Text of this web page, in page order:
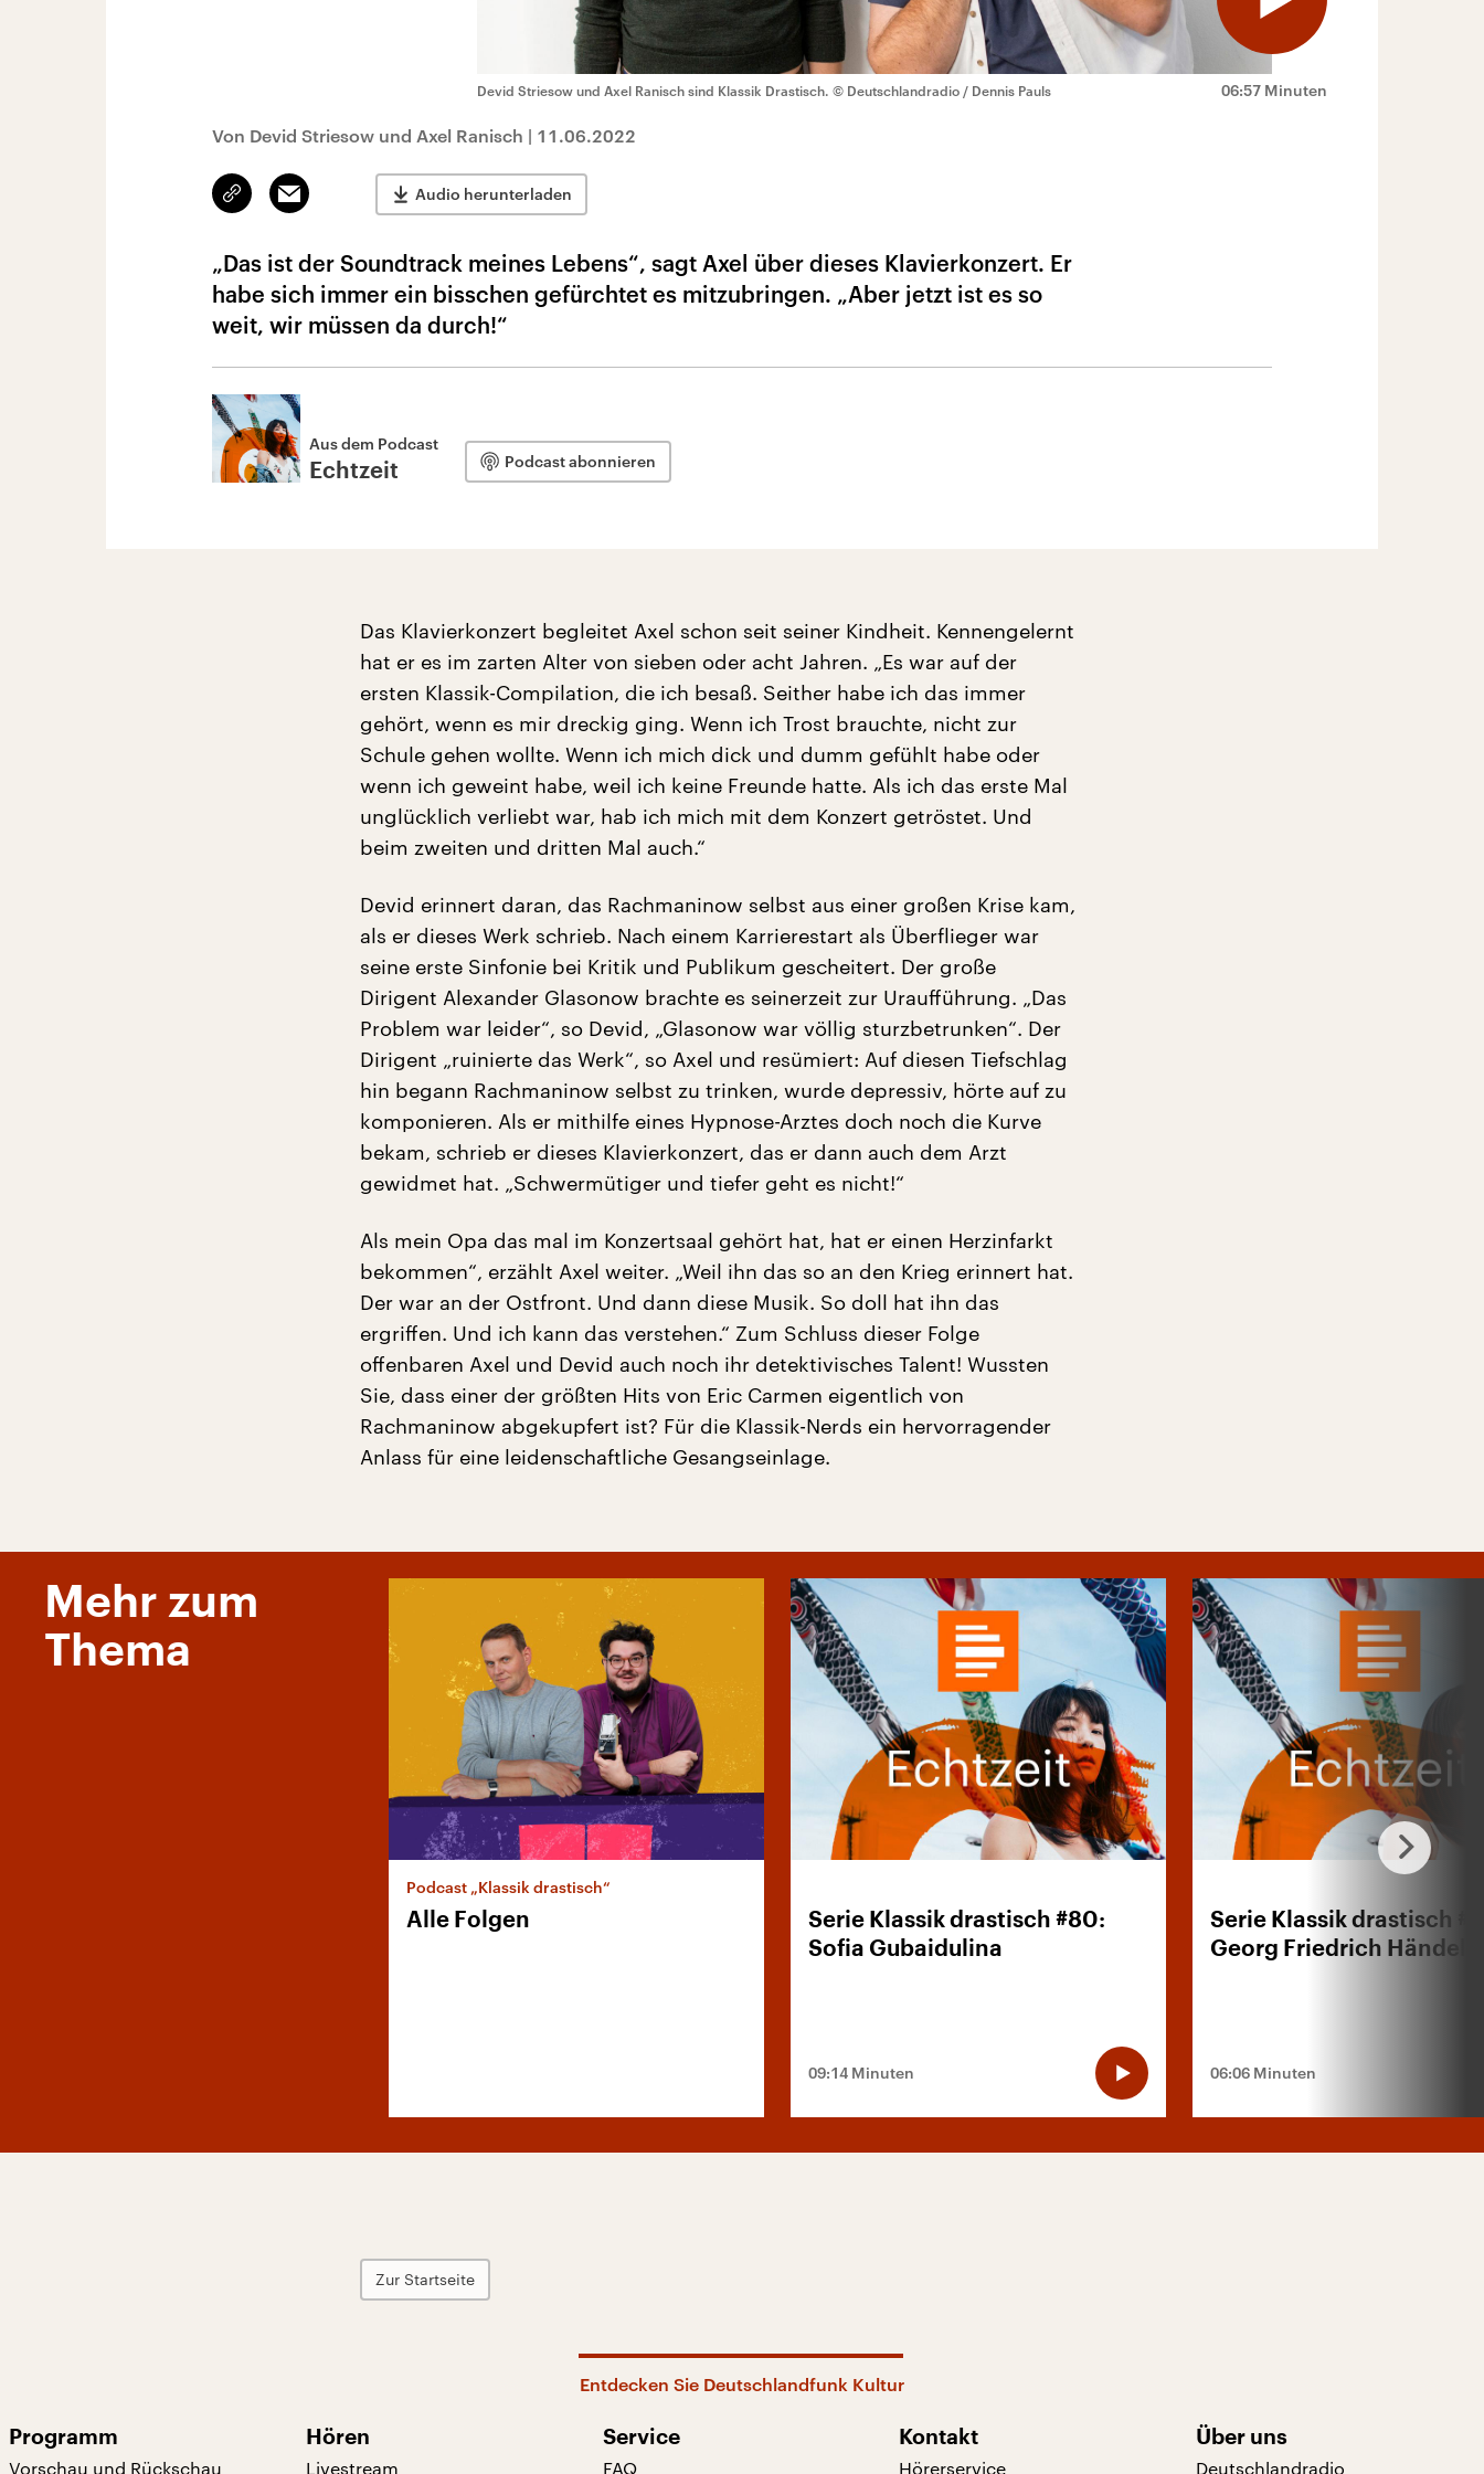
06:57 Minuten
Devid Striesow und Axel Ranisch sind Klassik Drastisch. © Deutschlandradio / Dennis Pauls
Von Devid Striesow und Axel Ranisch | 11.06.2022
Link
kopieren/teilen
Email Audio herunterladen
„Das ist der Soundtrack meines Lebens“, sagt Axel über dieses Klavierkonzert. Er
habe sich immer ein bisschen gefürchtet es mitzubringen. „Aber jetzt ist es so
weit, wir müssen da durch!“
Aus dem Podcast
Echtzeit Podcast abonnieren
Das Klavierkonzert begleitet Axel schon seit seiner Kindheit. Kennengelernt
hat er es im zarten Alter von sieben oder acht Jahren. „Es war auf der
ersten Klassik-Compilation, die ich besaß. Seither habe ich das immer
gehört, wenn es mir dreckig ging. Wenn ich Trost brauchte, nicht zur
Schule gehen wollte. Wenn ich mich dick und dumm gefühlt habe oder
wenn ich geweint habe, weil ich keine Freunde hatte. Als ich das erste Mal
unglücklich verliebt war, hab ich mich mit dem Konzert getröstet. Und
beim zweiten und dritten Mal auch.“
Devid erinnert daran, das Rachmaninow selbst aus einer großen Krise kam,
als er dieses Werk schrieb. Nach einem Karrierestart als Überflieger war
seine erste Sinfonie bei Kritik und Publikum gescheitert. Der große
Dirigent Alexander Glasonow brachte es seinerzeit zur Uraufführung. „Das
Problem war leider“, so Devid, „Glasonow war völlig sturzbetrunken“. Der
Dirigent „ruinierte das Werk“, so Axel und resümiert: Auf diesen Tiefschlag
hin begann Rachmaninow selbst zu trinken, wurde depressiv, hörte auf zu
komponieren. Als er mithilfe eines Hypnose-Arztes doch noch die Kurve
bekam, schrieb er dieses Klavierkonzert, das er dann auch dem Arzt
gewidmet hat. „Schwermütiger und tiefer geht es nicht!“
Als mein Opa das mal im Konzertsaal gehört hat, hat er einen Herzinfarkt
bekommen“, erzählt Axel weiter. „Weil ihn das so an den Krieg erinnert hat.
Der war an der Ostfront. Und dann diese Musik. So doll hat ihn das
ergriffen. Und ich kann das verstehen.“ Zum Schluss dieser Folge
offenbaren Axel und Devid auch noch ihr detektivisches Talent! Wussten
Sie, dass einer der größten Hits von Eric Carmen eigentlich von
Rachmaninow abgekupfert ist? Für die Klassik-Nerds ein hervorragender
Anlass für eine leidenschaftliche Gesangseinlage.
Mehr zum
Thema
Podcast „Klassik drastisch“
Alle Folgen
Serie Klassik drastisch #80:
Sofia Gubaidulina
09:14 Minuten
Serie Klassik drastisch
Georg Friedrich Händel
06:06 Minuten
Zur Startseite
Entdecken Sie Deutschlandfunk Kultur
Programm
Vorschau und Rückschau
Hören
Livestream
Service
FAQ
Kontakt
Hörerservice
Über uns
Deutschlandradio